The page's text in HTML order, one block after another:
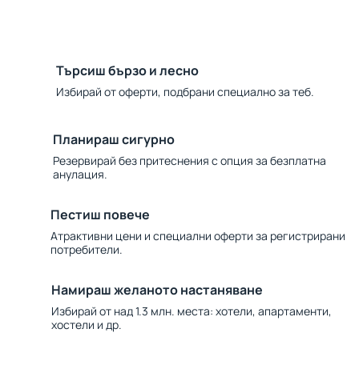
Търсиш бързо и лесно
Избирай от оферти, подбрани специално за теб.
Планираш сигурно
Резервирай без притеснения с опция за безплатна
анулация.
Пестиш повече
Атрактивни цени и специални оферти за регистрирани
потребители.
Намираш желаното настаняване
Избирай от над 1.3 млн. места: хотели, апартаменти,
хостели и др.